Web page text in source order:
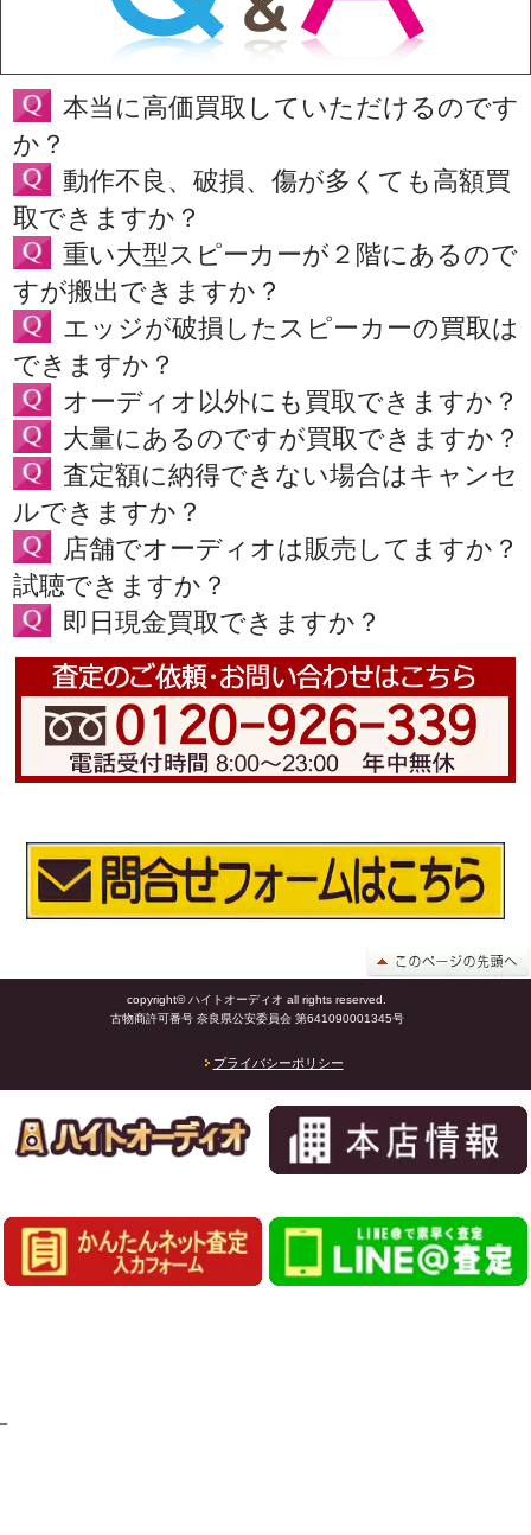
本当に高価買取していただけるのです
か？
動作不良、破損、傷が多くても高額買
取できますか？
重い大型スピーカーが２階にあるので
すが搬出できますか？
エッジが破損したスピーカーの買取は
できますか？
オーディオ以外にも買取できますか？
大量にあるのですが買取できますか？
査定額に納得できない場合はキャンセ
ルできますか？
店舗でオーディオは販売してますか？
試聴できますか？
即日現金買取できますか？
copyright© ハイトオーディオ all rights reserved.
古物商許可番号 奈良県公安委員会 第641090001345号
プライバシーポリシー